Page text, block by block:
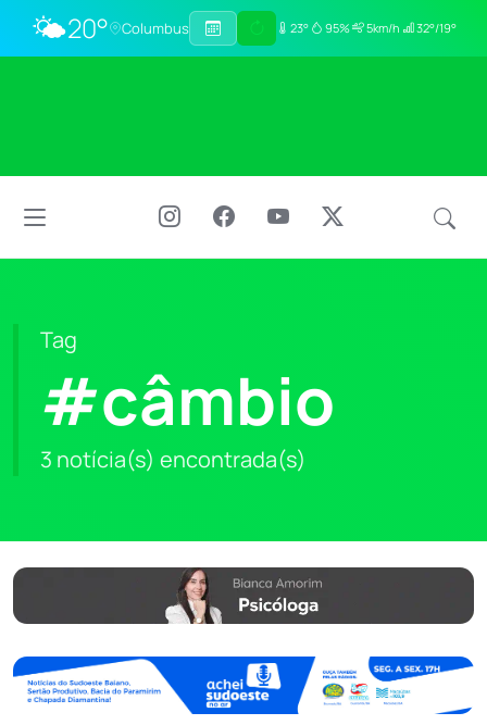
🌤️20° Columbus 23° 95% 5km/h 32°/19°
Tag
#câmbio
3 notícia(s) encontrada(s)